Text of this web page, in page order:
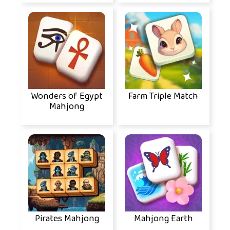
Wonders of Egypt
Mahjong
Farm Triple Match
Pirates Mahjong Mahjong Earth